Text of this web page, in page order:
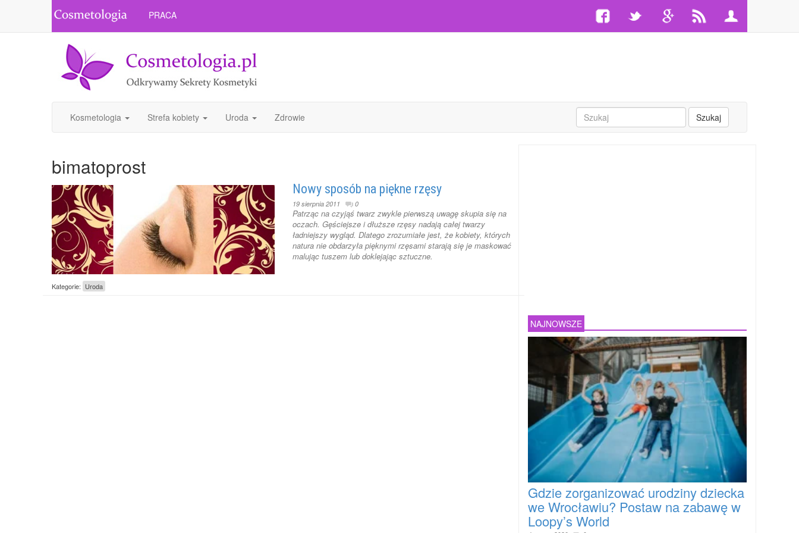
PRACA
Kosmetologia Strefa kobiety Uroda Zdrowie Szukaj
bimatoprost
Nowy sposób na piękne rzęsy
19 sierpnia 2011 0
Patrząc na czyjąś twarz zwykle pierwszą uwagę skupia się na
oczach. Gęściejsze i dłuższe rzęsy nadają całej twarzy
ładniejszy wygląd. Dlatego zrozumiałe jest, że kobiety, których
natura nie obdarzyła pięknymi rzęsami starają się je maskować
malując tuszem lub doklejając sztuczne.
Kategorie: Uroda
NAJNOWSZE
Gdzie zorganizować urodziny dziecka
we Wrocławiu? Postaw na zabawę w
Loopy’s World